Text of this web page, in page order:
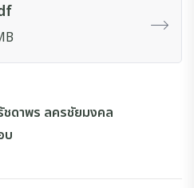
ชดาพร ลครชัยมงคล
บ